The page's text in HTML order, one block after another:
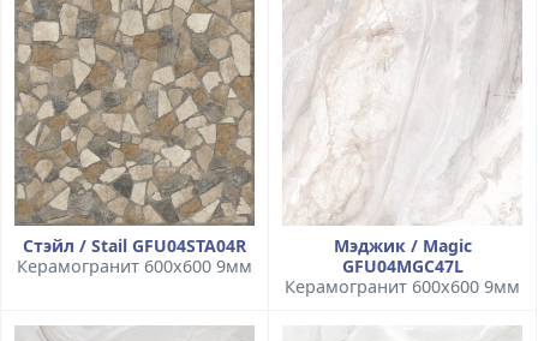
Стэйл / Stail GFU04STA04R
Керамогранит 600x600 9мм
Мэджик / Magic
GFU04MGC47L
Керамогранит 600x600 9мм